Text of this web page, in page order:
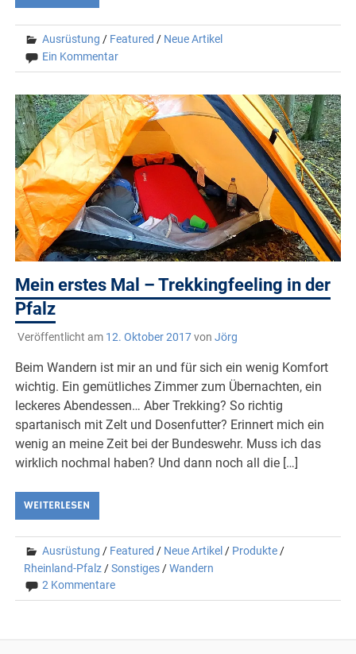
Ausrüstung / Featured / Neue Artikel
Ein Kommentar
Mein erstes Mal – Trekkingfeeling in der
Pfalz
Veröffentlicht am 12. Oktober 2017von Jörg
Beim Wandern ist mir an und für sich ein wenig Komfort
wichtig. Ein gemütliches Zimmer zum Übernachten, ein
leckeres Abendessen… Aber Trekking? So richtig
spartanisch mit Zelt und Dosenfutter? Erinnert mich ein
wenig an meine Zeit bei der Bundeswehr. Muss ich das
wirklich nochmal haben? Und dann noch all die […]
WEITERLESEN
Ausrüstung / Featured / Neue Artikel / Produkte /
Rheinland-Pfalz /Sonstiges /Wandern
2 Kommentare